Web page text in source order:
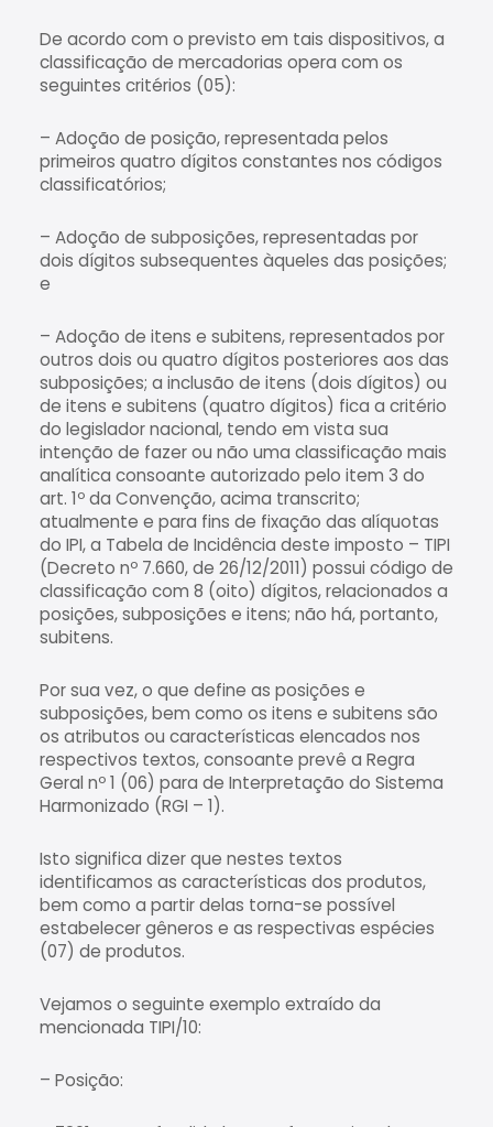
De acordo com o previsto em tais dispositivos, a
classificação de mercadorias opera com os
seguintes critérios (05):
– Adoção de posição, representada pelos
primeiros quatro dígitos constantes nos códigos
classificatórios;
– Adoção de subposições, representadas por
dois dígitos subsequentes àqueles das posições;
e
– Adoção de itens e subitens, representados por
outros dois ou quatro dígitos posteriores aos das
subposições; a inclusão de itens (dois dígitos) ou
de itens e subitens (quatro dígitos) fica a critério
do legislador nacional, tendo em vista sua
intenção de fazer ou não uma classificação mais
analítica consoante autorizado pelo item 3 do
art. 1º da Convenção, acima transcrito;
atualmente e para fins de fixação das alíquotas
do IPI, a Tabela de Incidência deste imposto – TIPI
(Decreto nº 7.660, de 26/12/2011) possui código de
classificação com 8 (oito) dígitos, relacionados a
posições, subposições e itens; não há, portanto,
subitens.
Por sua vez, o que define as posições e
subposições, bem como os itens e subitens são
os atributos ou características elencados nos
respectivos textos, consoante prevê a Regra
Geral nº 1 (06) para de Interpretação do Sistema
Harmonizado (RGI – 1).
Isto significa dizer que nestes textos
identificamos as características dos produtos,
bem como a partir delas torna-se possível
estabelecer gêneros e as respectivas espécies
(07) de produtos.
Vejamos o seguinte exemplo extraído da
mencionada TIPI/10:
– Posição: